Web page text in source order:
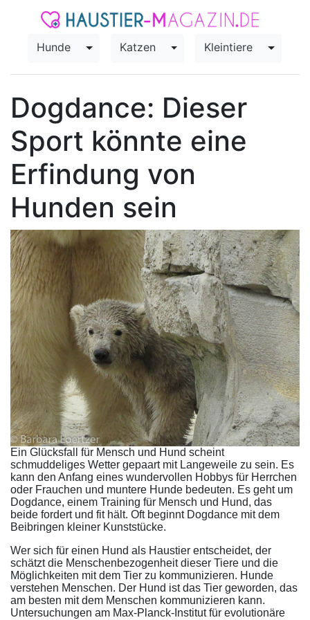
Hunde Toggle Dropdown
Katzen Toggle Dropdown
Kleintiere Toggle
Dogdance: Dieser
Sport könnte eine
Erfindung von
Hunden sein
Ein Glücksfall für Mensch und Hund scheint
schmuddeliges Wetter gepaart mit Langeweile zu sein. Es
kann den Anfang eines wundervollen Hobbys für Herrchen
oder Frauchen und muntere Hunde bedeuten. Es geht um
Dogdance, einem Training für Mensch und Hund, das
beide fordert und fit hält. Oft beginnt Dogdance mit dem
Beibringen kleiner Kunststücke.
Wer sich für einen Hund als Haustier entscheidet, der
schätzt die Menschenbezogenheit dieser Tiere und die
Möglichkeiten mit dem Tier zu kommunizieren. Hunde
verstehen Menschen. Der Hund ist das Tier geworden, das
am besten mit dem Menschen kommunizieren kann.
Untersuchungen am Max-Planck-Institut für evolutionäre